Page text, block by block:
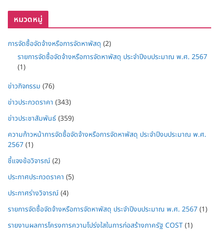
หมวดหมู่
การจัดซื้อจัดจ้างหรือการจัดหาพัสดุ (2)
รายการจัดซื้อจัดจ้างหรือการจัดหาพัสดุ ประจำปีงบประมาณ พ.ศ. 2567
(1)
ข่าวกิจกรรม (76)
ข่าวประกวดราคา (343)
ข่าวประชาสัมพันธ์(359)
ความก้าวหน้าการจัดซื้อจัดจ้างหรือการจัดหาพัสดุ ประจำปีงบประมาณ พ.ศ.
2567(1)
ชี้แจงข้อวิจารณ์(2)
ประกาศประกวดราคา (5)
ประกาศร่างวิจารณ์(4)
รายการจัดซื้อจัดจ้างหรือการจัดหาพัสดุ ประจำปีงบประมาณ พ.ศ. 2567(1)
รายงานผลการโครงการความโปร่งใสในการก่อสร้างภาครัฐ COST(1)